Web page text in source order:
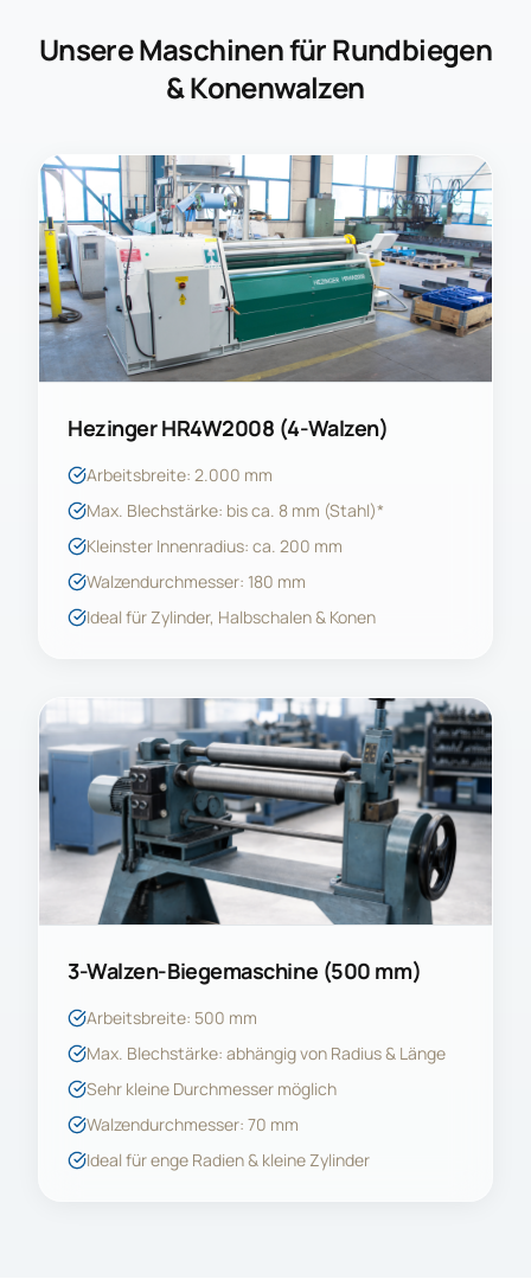
Unsere Maschinen für Rundbiegen
& Konenwalzen
Hezinger HR4W2008 (4-Walzen)
Arbeitsbreite: 2.000 mm
Max. Blechstärke: bis ca. 8 mm (Stahl)*
Kleinster Innenradius: ca. 200 mm
Walzendurchmesser: 180 mm
Ideal für Zylinder, Halbschalen & Konen
3-Walzen-Biegemaschine (500 mm)
Arbeitsbreite: 500 mm
Max. Blechstärke: abhängig von Radius & Länge
Sehr kleine Durchmesser möglich
Walzendurchmesser: 70 mm
Ideal für enge Radien & kleine Zylinder